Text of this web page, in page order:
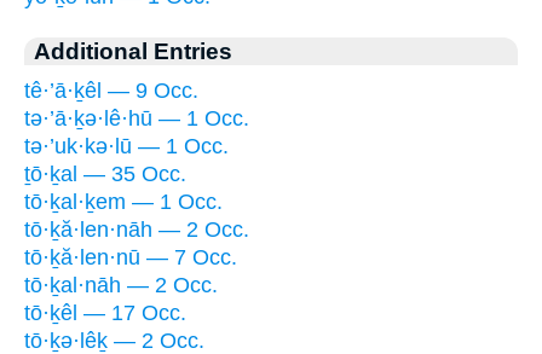
Additional Entries
tê·’ā·ḵêl — 9 Occ.
tə·’ā·ḵə·lê·hū — 1 Occ.
tə·’uk·kə·lū — 1 Occ.
ṯō·ḵal — 35 Occ.
tō·ḵal·ḵem — 1 Occ.
tō·ḵă·len·nāh — 2 Occ.
tō·ḵă·len·nū — 7 Occ.
tō·ḵal·nāh — 2 Occ.
tō·ḵêl — 17 Occ.
tō·ḵə·lêḵ — 2 Occ.